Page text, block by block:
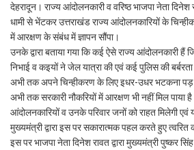
देहरादून। राज्य आंदोलनकारी व वरिष्ठ भाजपा नेता
धामी से भेंटकर उत्तराखंड राज्य आंदोलनकारियों के
में आरक्षण के संबंध में ज्ञापन सौंपा।
उनके द्वारा बताया गया कि कई ऐसे राज्य आंदोलनकारी हैं
निभाई व कइयों ने जेल यात्रा की एवं कई पुलिस की
अभी तक अपने चिन्हीकरण के लिए इधर-उधर भटकना पड़
अभी तक सरकारी नौकरियों में आरक्षण भी नहीं मिल पाया
आंदोलनकारियों व उनके परिवार जनों को राहत मिलेगी एवं
मुख्यमंत्री द्वारा इस पर सकारात्मक पहल करते हुए त्वरित
इस पर भाजपा नेता दिनेश रावत द्वारा मुख्यमंत्री पुष्कर